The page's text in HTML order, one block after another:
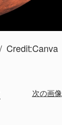
Credit:Canva
次の画像